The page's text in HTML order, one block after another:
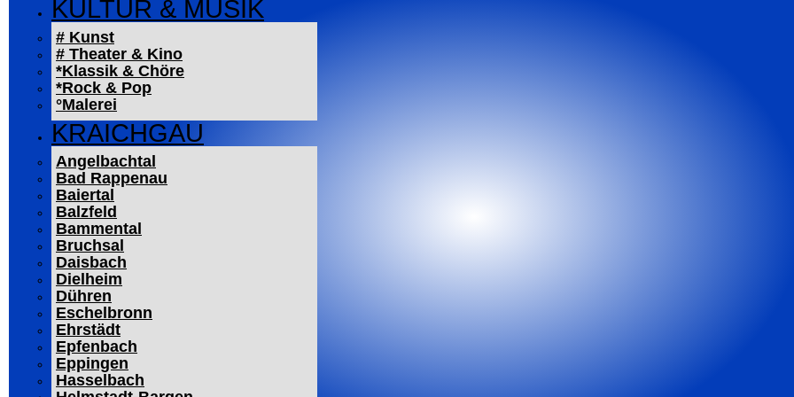
KULTUR & MUSIK
# Kunst
# Theater & Kino
*Klassik & Chöre
*Rock & Pop
°Malerei
KRAICHGAU
Angelbachtal
Bad Rappenau
Baiertal
Balzfeld
Bammental
Bruchsal
Daisbach
Dielheim
Dühren
Eschelbronn
Ehrstädt
Epfenbach
Eppingen
Hasselbach